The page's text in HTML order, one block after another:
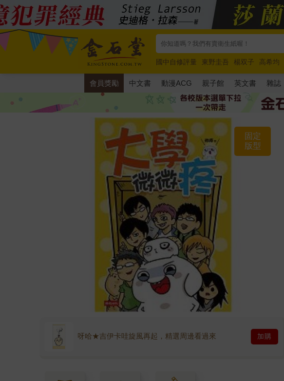
國中自修評量 東野圭吾 楊双子 高希均
唯紅花綻放
奧德賽 路邊攤新作 馬斯克
會員獎勵 中文書 動漫ACG 親子館 英文書 雜誌
固定
版型
呀哈★吉伊卡哇旋風再起，精選周邊看過來 加購